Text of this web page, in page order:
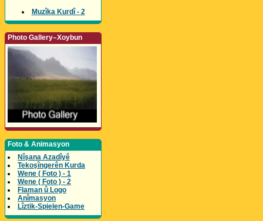
Muzîka Kurdî - 2
Photo Gallery–Xoybun
Foto & Animasyon
Nîşana Azadîyê
Tekoşîngerên Kurda
Wene ( Foto ) - 1
Wene ( Foto ) - 2
Flaman û Logo
Anîmasyon
Lîztik-Spielen-Game